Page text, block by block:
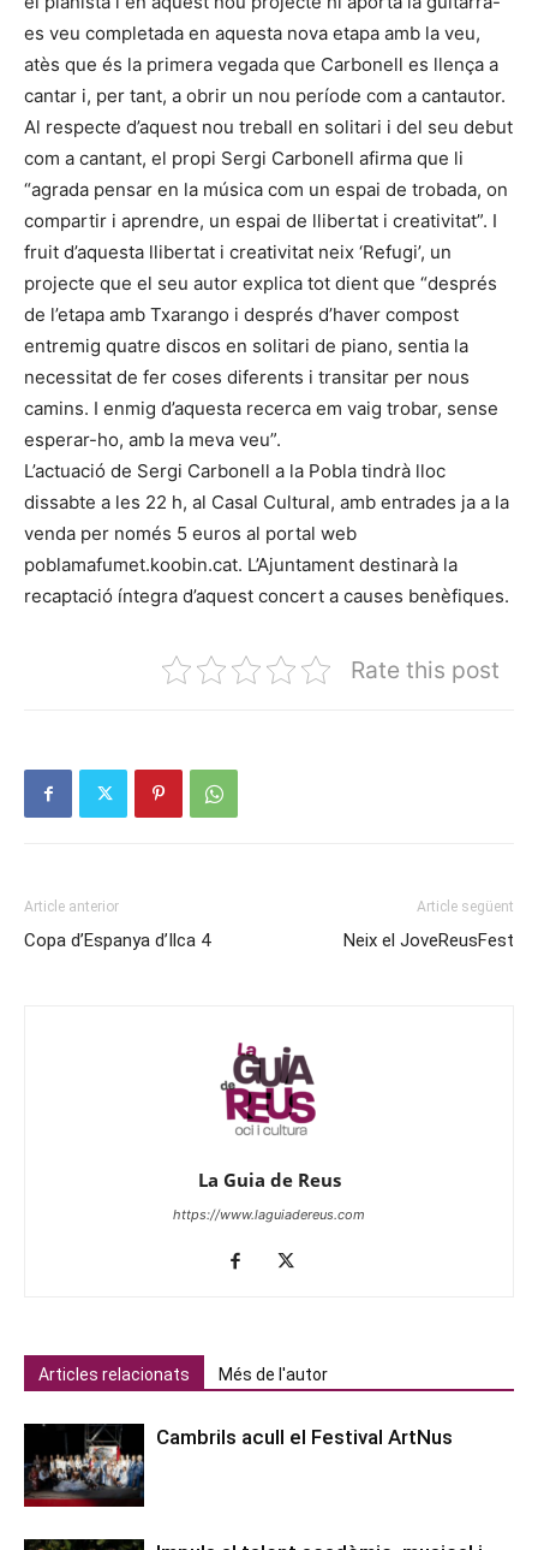
es veu completada en aquesta nova etapa amb la veu,
atès que és la primera vegada que Carbonell es llença a
cantar i, per tant, a obrir un nou període com a cantautor.
Al respecte d’aquest nou treball en solitari i del seu debut
com a cantant, el propi Sergi Carbonell afirma que li
“agrada pensar en la música com un espai de trobada, on
compartir i aprendre, un espai de llibertat i creativitat”. I
fruit d’aquesta llibertat i creativitat neix ‘Refugi’, un
projecte que el seu autor explica tot dient que “després
de l’etapa amb Txarango i després d’haver compost
entremig quatre discos en solitari de piano, sentia la
necessitat de fer coses diferents i transitar per nous
camins. I enmig d’aquesta recerca em vaig trobar, sense
esperar-ho, amb la meva veu”.
L’actuació de Sergi Carbonell a la Pobla tindrà lloc
dissabte a les 22 h, al Casal Cultural, amb entrades ja a la
venda per només 5 euros al portal web
poblamafumet.koobin.cat. L’Ajuntament destinarà la
recaptació íntegra d’aquest concert a causes benèfiques.
Rate this post
Article anterior
Copa d’Espanya d’Ilca 4
Article següent
Neix el JoveReusFest
La Guia de Reus
https://www.laguiadereus.com
Articles relacionats Més de l'autor
Cambrils acull el Festival ArtNus